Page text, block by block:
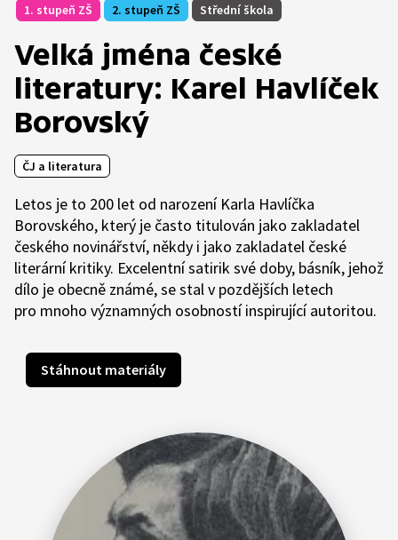
1. stupeň ZŠ 2. stupeň ZŠ Střední škola
Velká jména české
literatury: Karel Havlíček
Borovský
ČJ a literatura
Letos je to 200 let od narození Karla Havlíčka
Borovského, který je často titulován jako zakladatel
českého novinářství, někdy i jako zakladatel české
literární kritiky. Excelentní satirik své doby, básník, jehož
dílo je obecně známé, se stal v pozdějších letech
pro mnoho významných osobností inspirující autoritou.
Stáhnout materiály